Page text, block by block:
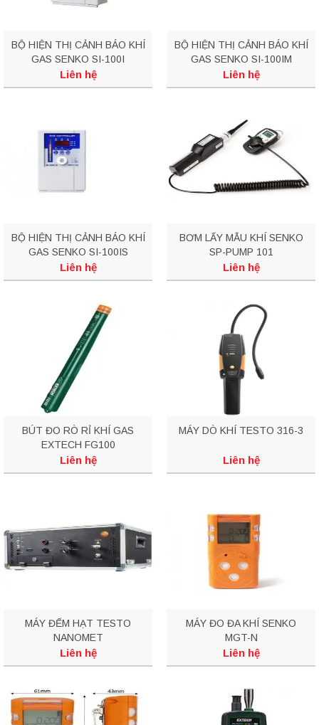
BỘ HIỆN THỊ CẢNH BÁO KHÍ
GAS SENKO SI-100I
Liên hệ
BỘ HIỆN THỊ CẢNH BÁO KHÍ
GAS SENKO SI-100IM
Liên hệ
BỘ HIỆN THỊ CẢNH BÁO KHÍ
GAS SENKO SI-100IS
Liên hệ
BƠM LẤY MẪU KHÍ SENKO
SP-PUMP 101
Liên hệ
BÚT ĐO RÒ RỈ KHÍ GAS
EXTECH FG100
Liên hệ
MÁY DÒ KHÍ TESTO 316-3
Liên hệ
MÁY ĐẾM HẠT TESTO
NANOMET
Liên hệ
MÁY ĐO ĐA KHÍ SENKO
MGT-N
Liên hệ